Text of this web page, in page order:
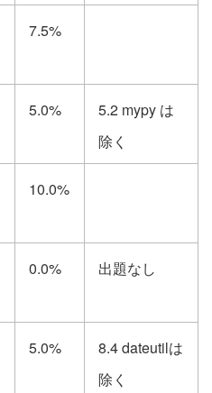
7.5%
5.0%
5.2 mypy は
除く
10.0%
0.0% 出題なし
5.0%
8.4 dateutilは
除く